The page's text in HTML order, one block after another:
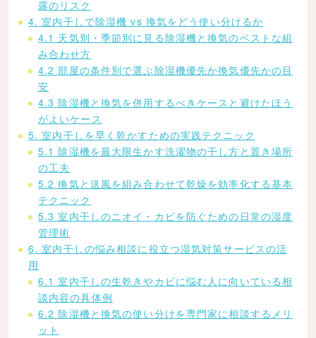
露のリスク
4. 室内干しで除湿機 vs 換気をどう使い分けるか
4.1 天気別・季節別に見る除湿機と換気のベストな組
み合わせ方
4.2 部屋の条件別で選ぶ除湿機優先か換気優先かの目
安
4.3 除湿機と換気を併用するべきケースと避けたほう
がよいケース
5. 室内干しを早く乾かすための実践テクニック
5.1 除湿機を最大限生かす洗濯物の干し方と置き場所
の工夫
5.2 換気と送風を組み合わせて乾燥を効率化する基本
テクニック
5.3 室内干しのニオイ・カビを防ぐための日常の湿度
管理術
6. 室内干しの悩み相談に役立つ湿気対策サービスの活
用
6.1 室内干しの生乾きやカビに悩む人に向いている相
談内容の具体例
6.2 除湿機と換気の使い分けを専門家に相談するメリ
ット